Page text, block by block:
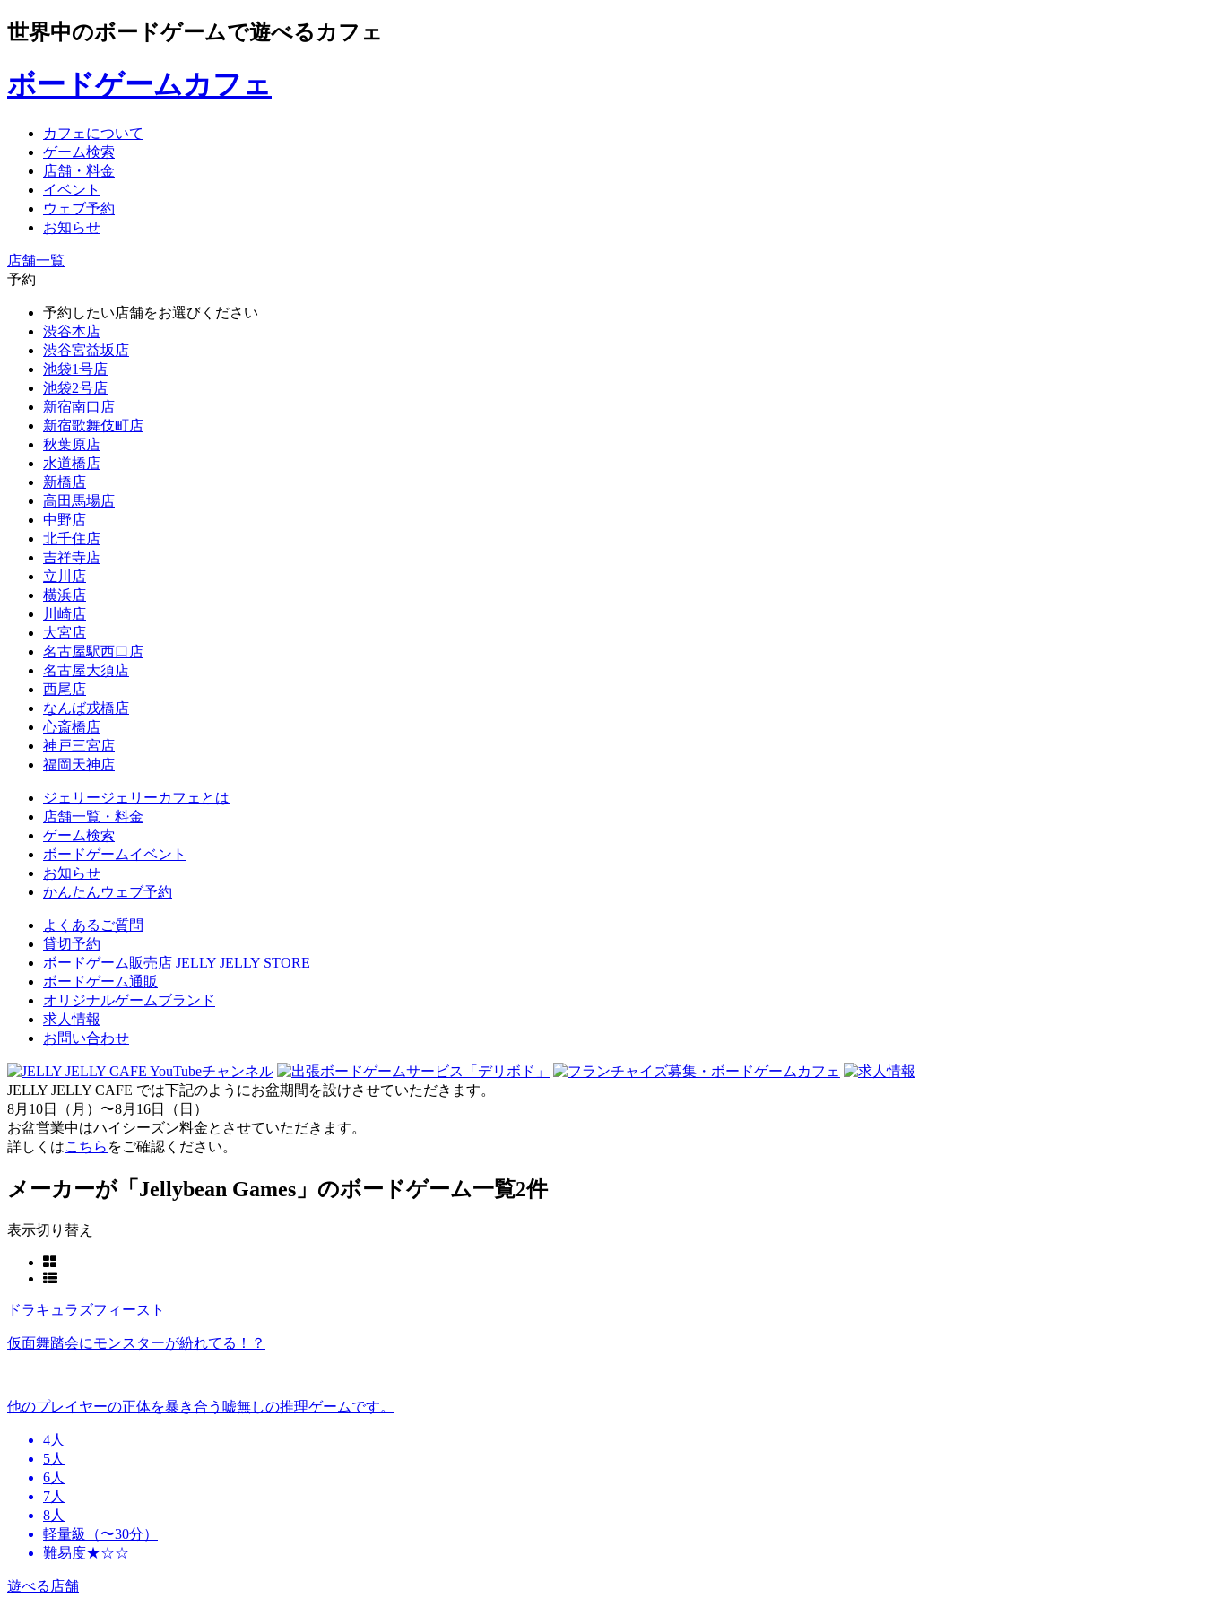
世界中のボードゲームで遊べるカフェ
ボードゲームカフェ
カフェについて
ゲーム検索
店舗・料金
イベント
ウェブ予約
お知らせ
店舗一覧
予約
予約したい店舗をお選びください
渋谷本店
渋谷宮益坂店
池袋1号店
池袋2号店
新宿南口店
新宿歌舞伎町店
秋葉原店
水道橋店
新橋店
高田馬場店
中野店
北千住店
吉祥寺店
立川店
横浜店
川崎店
大宮店
名古屋駅西口店
名古屋大須店
西尾店
なんば戎橋店
心斎橋店
神戸三宮店
福岡天神店
ジェリージェリーカフェとは
店舗一覧・料金
ゲーム検索
ボードゲームイベント
お知らせ
かんたんウェブ予約
よくあるご質問
貸切予約
ボードゲーム販売店 JELLY JELLY STORE
ボードゲーム通販
オリジナルゲームブランド
求人情報
お問い合わせ
JELLY JELLY CAFE では下記のようにお盆期間を設けさせていただきます。
8月10日（月）〜8月16日（日）
お盆営業中はハイシーズン料金とさせていただきます。
詳しくはこちら をご確認ください。
メーカーが「Jellybean Games」のボードゲーム一覧2件
表示切り替え
ドラキュラズフィースト
仮面舞踏会にモンスターが紛れてる！？
他のプレイヤーの正体を暴き合う嘘無しの推理ゲームです。
4人
5人
6人
7人
8人
軽量級（〜30分）
難易度★☆☆
遊べる店舗